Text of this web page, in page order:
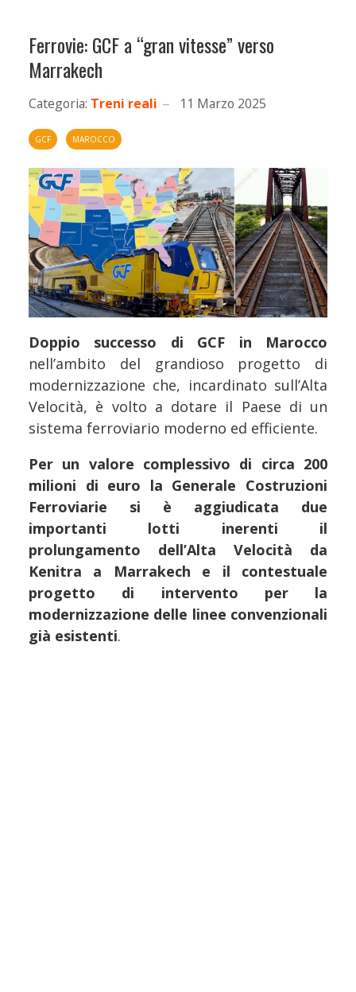
Ferrovie: GCF a “gran vitesse” verso
Marrakech
Categoria: Treni reali 11 Marzo 2025
GCF MAROCCO
Doppio successo di GCF in Marocco
nell’ambito del grandioso progetto di
modernizzazione che, incardinato sull’Alta
Velocità, è volto a dotare il Paese di un
sistema ferroviario moderno ed efficiente.
Per un valore complessivo di circa 200
milioni di euro la Generale Costruzioni
Ferroviarie si è aggiudicata due
importanti lotti inerenti il
prolungamento dell’Alta Velocità da
Kenitra a Marrakech e il contestuale
progetto di intervento per la
modernizzazione delle linee convenzionali
già esistenti.